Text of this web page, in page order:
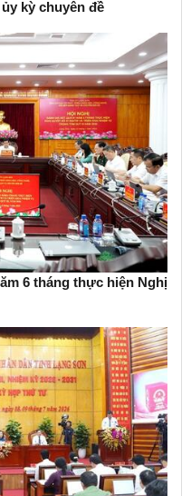
kỳ chuyên đề
6 tháng thực hiện Nghị